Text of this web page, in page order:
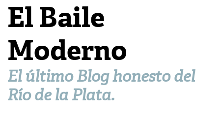
El Baile
Moderno
El último Blog honesto del
Río de la Plata.